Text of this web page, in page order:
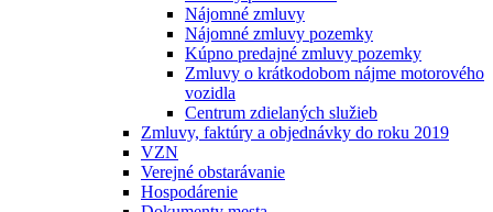
Nájomné zmluvy
Nájomné zmluvy pozemky
Kúpno predajné zmluvy pozemky
Zmluvy o krátkodobom nájme motorového
vozidla
Centrum zdielaných služieb
Zmluvy, faktúry a objednávky do roku 2019
VZN
Verejné obstarávanie
Hospodárenie